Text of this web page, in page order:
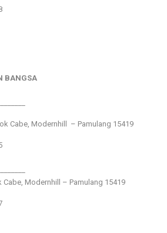
BANGSA
Cabe, Modernhill – Pamulang 15419
Cabe, Modernhill – Pamulang 15419